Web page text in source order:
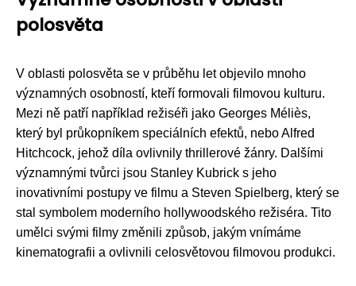
polosvěta
V oblasti polosvěta se v průběhu let objevilo mnoho
významných osobností, kteří formovali filmovou kulturu.
Mezi ně patří například režiséři jako Georges Méliès,
který byl průkopníkem speciálních efektů, nebo Alfred
Hitchcock, jehož díla ovlivnily thrillerové žánry. Dalšími
významnými tvůrci jsou Stanley Kubrick s jeho
inovativními postupy ve filmu a Steven Spielberg, který se
stal symbolem moderního hollywoodského režiséra. Tito
umělci svými filmy změnili způsob, jakým vnímáme
kinematografii a ovlivnili celosvětovou filmovou produkci.